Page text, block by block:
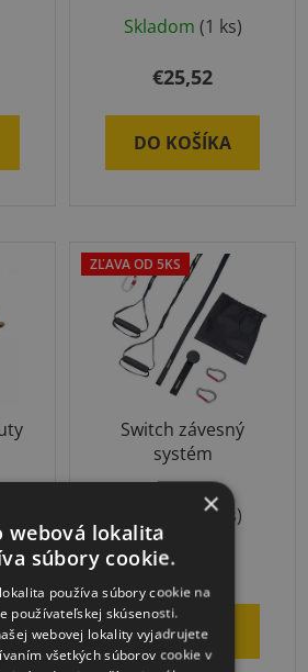
Skladom (1 ks)
€25,52
DO KOŠÍKA
ZĽAVA OD 5KS
Switch závesný
systém
(2 ks)
€97,38
DO KOŠÍKA
×
webová lokalita
súbory cookie.
používa súbory cookie na
používateľskej skúsenosti.
webovej lokality vyjadrujete
všetkých súborov cookie v